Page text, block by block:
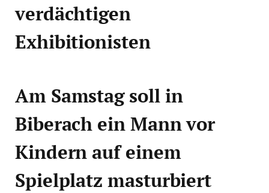
verdächtigen
Exhibitionisten
Am Samstag soll in
Biberach ein Mann vor
Kindern auf einem
Spielplatz masturbiert